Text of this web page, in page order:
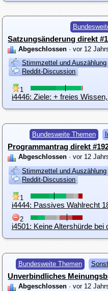
Satzungsänderung direkt
Abgeschlossen · vor 12
Stimmzettel und Auszählung
Reddit-Discussion
1
Bundesweite Themen
Programmantrag direkt
Abgeschlossen · vor 12
Stimmzettel und Auszählung
Reddit-Discussion
1
i4444: Passives Wahlrecht
2
i4501: Keine Altershürde bei
Bundesweite Themen
Unverbindliches
Abgeschlossen · vor 12